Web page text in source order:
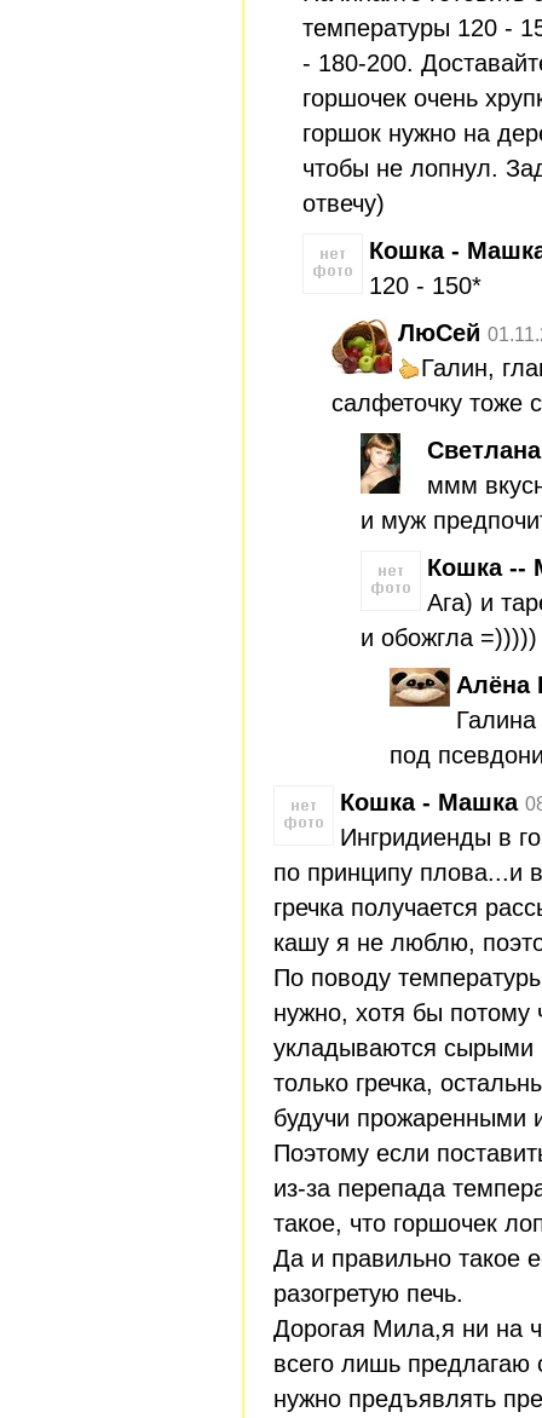
температуры 120 -
- 180-200.
горшочек очень
горшок нужно на
чтобы не лопнул.
отвечу)
Кошка -
120 - 150*
ЛюСей
Галин,
салфеточку тоже
Светлана
ммм
и муж
Кошка --
Ага) и
и обожгла =)))))
Алёна
Галина
под
Кошка - Машка
Ингридиенды в
по принципу плова...и
гречка получается
кашу я не люблю,
По поводу
нужно, хотя бы потому
укладываются сырыми
только гречка,
будучи прожаренными
Поэтому если
из-за перепада
такое, что горшочек
Да и правильно такое
разогретую печь.
Дорогая Мила,я ни на
всего лишь предлагаю
нужно предъявлять